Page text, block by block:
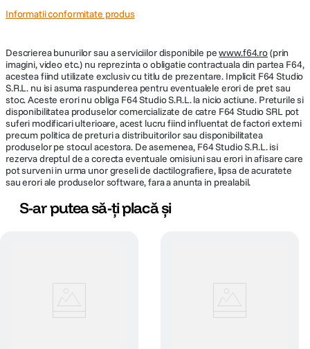
Informatii conformitate produs
Descrierea bunurilor sau a serviciilor disponibile pewww.f64.ro(prin
imagini, video etc.) nu reprezinta o obligatie contractuala din partea F64,
acestea fiind utilizate exclusiv cu titlu de prezentare. Implicit F64 Studio
S.R.L. nu isi asuma raspunderea pentru eventualele erori de pret sau
stoc. Aceste erori nu obliga F64 Studio S.R.L. la nicio actiune. Preturile si
disponibilitatea produselor comercializate de catre F64 Studio SRL pot
suferi modificari ulterioare, acest lucru fiind influentat de factori externi
precum politica de preturi a distribuitorilor sau disponibilitatea
produselor pe stocul acestora. De asemenea, F64 Studio S.R.L. isi
rezerva dreptul de a corecta eventuale omisiuni sau erori in afisare care
pot surveni in urma unor greseli de dactilografiere, lipsa de acuratete
sau erori ale produselor software, fara a anunta in prealabil.
S-ar putea să-ți placă și